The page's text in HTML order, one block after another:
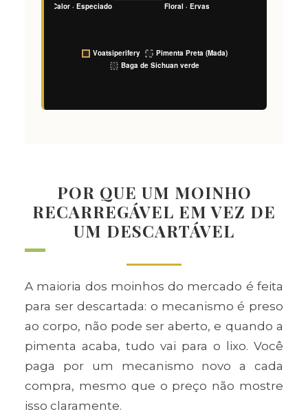
POR QUE UM MOINHO
RECARREGÁVEL EM VEZ DE
UM DESCARTÁVEL
A maioria dos moinhos do mercado é feita
para ser descartada: o mecanismo é preso
ao corpo, não pode ser aberto, e quando a
pimenta acaba, tudo vai para o lixo. Você
paga por um mecanismo novo a cada
compra, mesmo que o preço não mostre
isso claramente.